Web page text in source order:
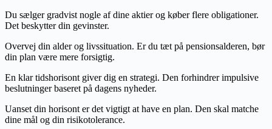
Du sælger gradvist nogle af dine aktier og køber flere obligationer.
Det beskytter din gevinster.
Overvej din alder og livssituation. Er du tæt på pensionsalderen, bør
din plan være mere forsigtig.
En klar tidshorisont giver dig en strategi. Den forhindrer impulsive
beslutninger baseret på dagens nyheder.
Uanset din horisont er det vigtigt at have en plan. Den skal matche
dine mål og din risikotolerance.